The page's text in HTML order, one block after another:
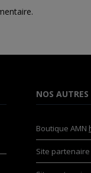
NOS
Boutique AMN
Site partenaire